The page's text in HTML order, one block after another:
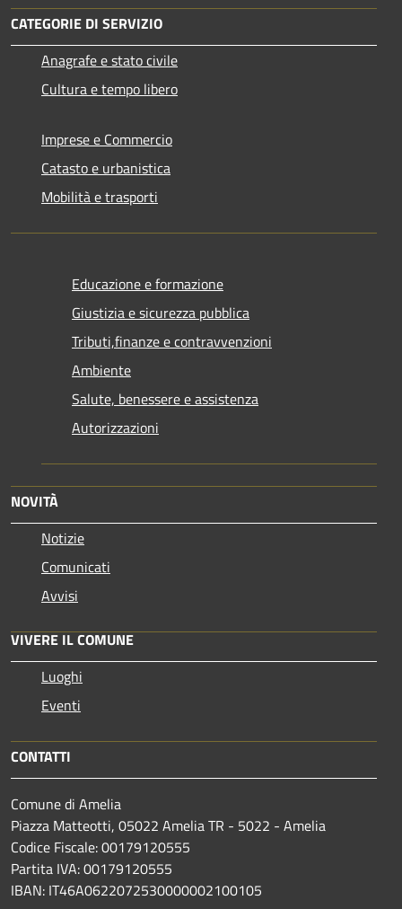
CATEGORIE DI SERVIZIO
Anagrafe e stato civile
Cultura e tempo libero
Imprese e Commercio
Catasto e urbanistica
Mobilità e trasporti
Educazione e formazione
Giustizia e sicurezza pubblica
Tributi,finanze e contravvenzioni
Ambiente
Salute, benessere e assistenza
Autorizzazioni
NOVITÀ
Notizie
Comunicati
Avvisi
VIVERE IL COMUNE
Luoghi
Eventi
CONTATTI
Comune di Amelia
Piazza Matteotti, 05022 Amelia TR - 5022 - Amelia
Codice Fiscale: 00179120555
Partita IVA: 00179120555
IBAN: IT46A0622072530000002100105